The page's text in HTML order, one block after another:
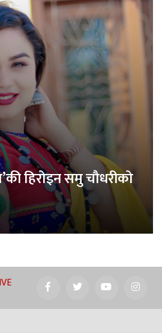
हिरोइन समु चौधरीको